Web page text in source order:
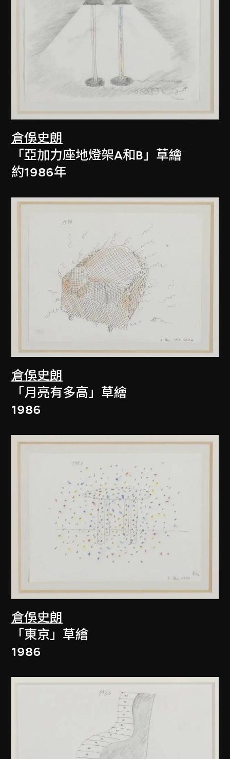
倉俁史朗
「亞加力座地燈架A和B」草繪
約1986年
倉俁史朗
「月亮有多高」草繪
1986
倉俁史朗
「東京」草繪
1986